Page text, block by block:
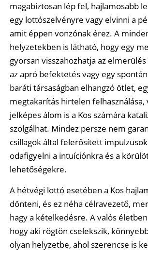
magabiztosan lép fel, hajlamosabb
egy lottószelvényre vagy elvinni a
amit éppen vonzónak érez. A
helyzetekben is látható, hogy egy
gyorsan visszahozhatja az
az apró befektetés vagy egy
baráti társaságban elhangzó ötlet,
megtakarítás hirtelen felhasználása,
jelképes álom is a Kos számára
szolgálhat. Mindez persze nem
csillagok által felerősített
odafigyelni a intuíciónkra és a
lehetőségekre.
A hétvégi lottó esetében a Kos
dönteni, és ez néha célravezető,
hagy a kételkedésre. A valós
hogy aki rögtön cselekszik,
olyan helyzetbe, ahol szerencse is